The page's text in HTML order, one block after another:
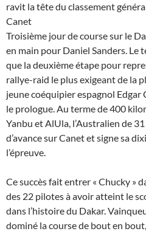
ravit la tête du classement
Canet
Troisième jour de course sur le
en main pour Daniel Sanders. Le
que la deuxième étape pour
rallye-raid le plus exigeant de la
jeune coéquipier espagnol
le prologue. Au terme de 400
Yanbu et AlUla, l’Australien de 31
d’avance sur Canet et signe sa
l’épreuve.
Ce succès fait entrer « Chucky »
des 22 pilotes à avoir atteint le
dans l’histoire du Dakar.
dominé la course de bout en